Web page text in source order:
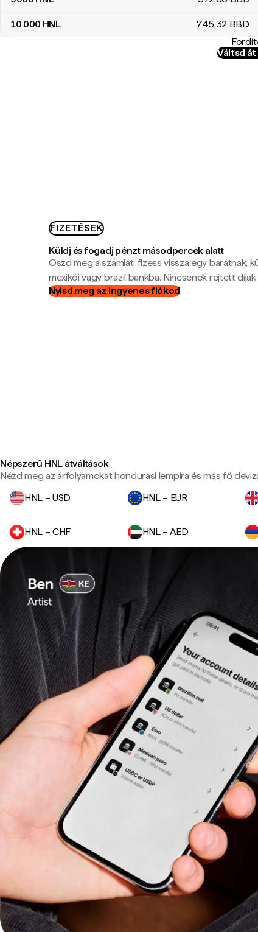
10 000 HNL 745,32 BBD
Váltsd
FIZETÉSEK
Küldj és fogadj pénzt másodpercek alatt
Oszd meg a számlát, fizess vissza egy barátnak,
mexikói vagy brazil bankba. Nincsenek rejtett díjak
Nyisd meg az ingyenes fiókod
Népszerű HNL átváltások
Nézd meg az árfolyamokat hondurasi lempira és más fő
HNL – USD
HNL – EUR
HNL – CHF HNL – AED